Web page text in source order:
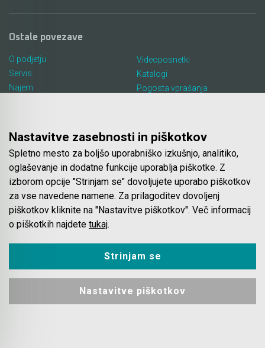
Ostale povezave
O podjetju
Servis
Najem
Videoposnetki
Katalogi
Pogosta vprašanja
Spletna trgovina
Pogoji poslovanja
Plačila
Odstop od nakupa
Dostava
Nastavitve zasebnosti in piškotkov
Spletno mesto za boljšo uporabniško izkušnjo, analitiko,
oglaševanje in dodatne funkcije uporablja piškotke. Z
izborom opcije "Strinjam se" dovoljujete uporabo piškotkov
za vse navedene namene. Za prilagoditev dovoljenj
piškotkov kliknite na "Nastavitve piškotkov". Več informacij
o piškotkih najdete tukaj.
Strinjam se
Nastavitve piškotkov